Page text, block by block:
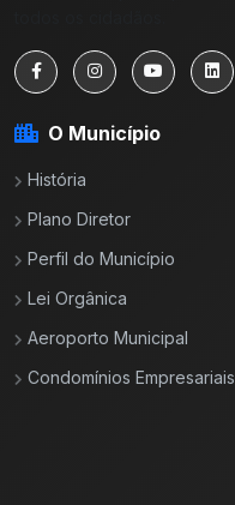
O Município
História
Plano Diretor
Perfil do Município
Lei Orgânica
Aeroporto Municipal
Condomínios Empresariais